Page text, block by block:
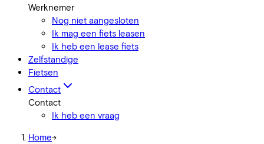
Werknemer
Nog niet aangesloten
Ik mag een fiets leasen
Ik heb een lease fiets
Zelfstandige
Fietsen
Contact
Contact
Ik heb een vraag
Home->